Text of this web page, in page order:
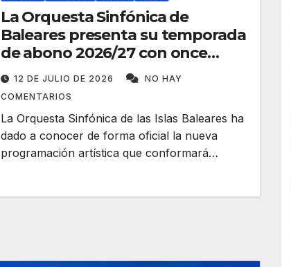
La Orquesta Sinfónica de
Baleares presenta su temporada
de abono 2026/27 con once
conciertos
12 DE JULIO DE 2026
NO HAY
COMENTARIOS
La Orquesta Sinfónica de las Islas Baleares ha
dado a conocer de forma oficial la nueva
programación artística que conformará…